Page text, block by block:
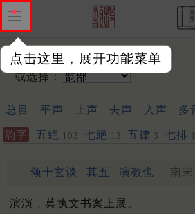
点击这里，展开功能菜单
输入韵字：
或选择：
总目 平声 上声 去声 入声 多
韵字 五絶 103 七絶 13 五律 3 七排 1
颂十玄谈 其五 演教也 南宋
演演，莫执文书案上展。